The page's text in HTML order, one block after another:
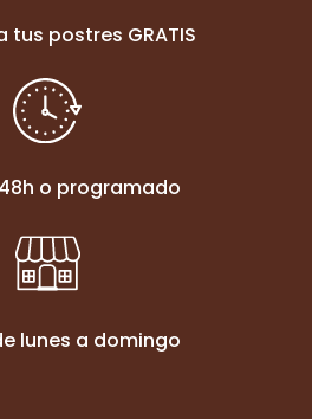
tus postres GRATIS
o programado
lunes a domingo